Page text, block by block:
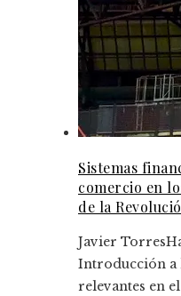
Sistemas
comercio en
de la
Javier Torres
Introducción a
relevantes en